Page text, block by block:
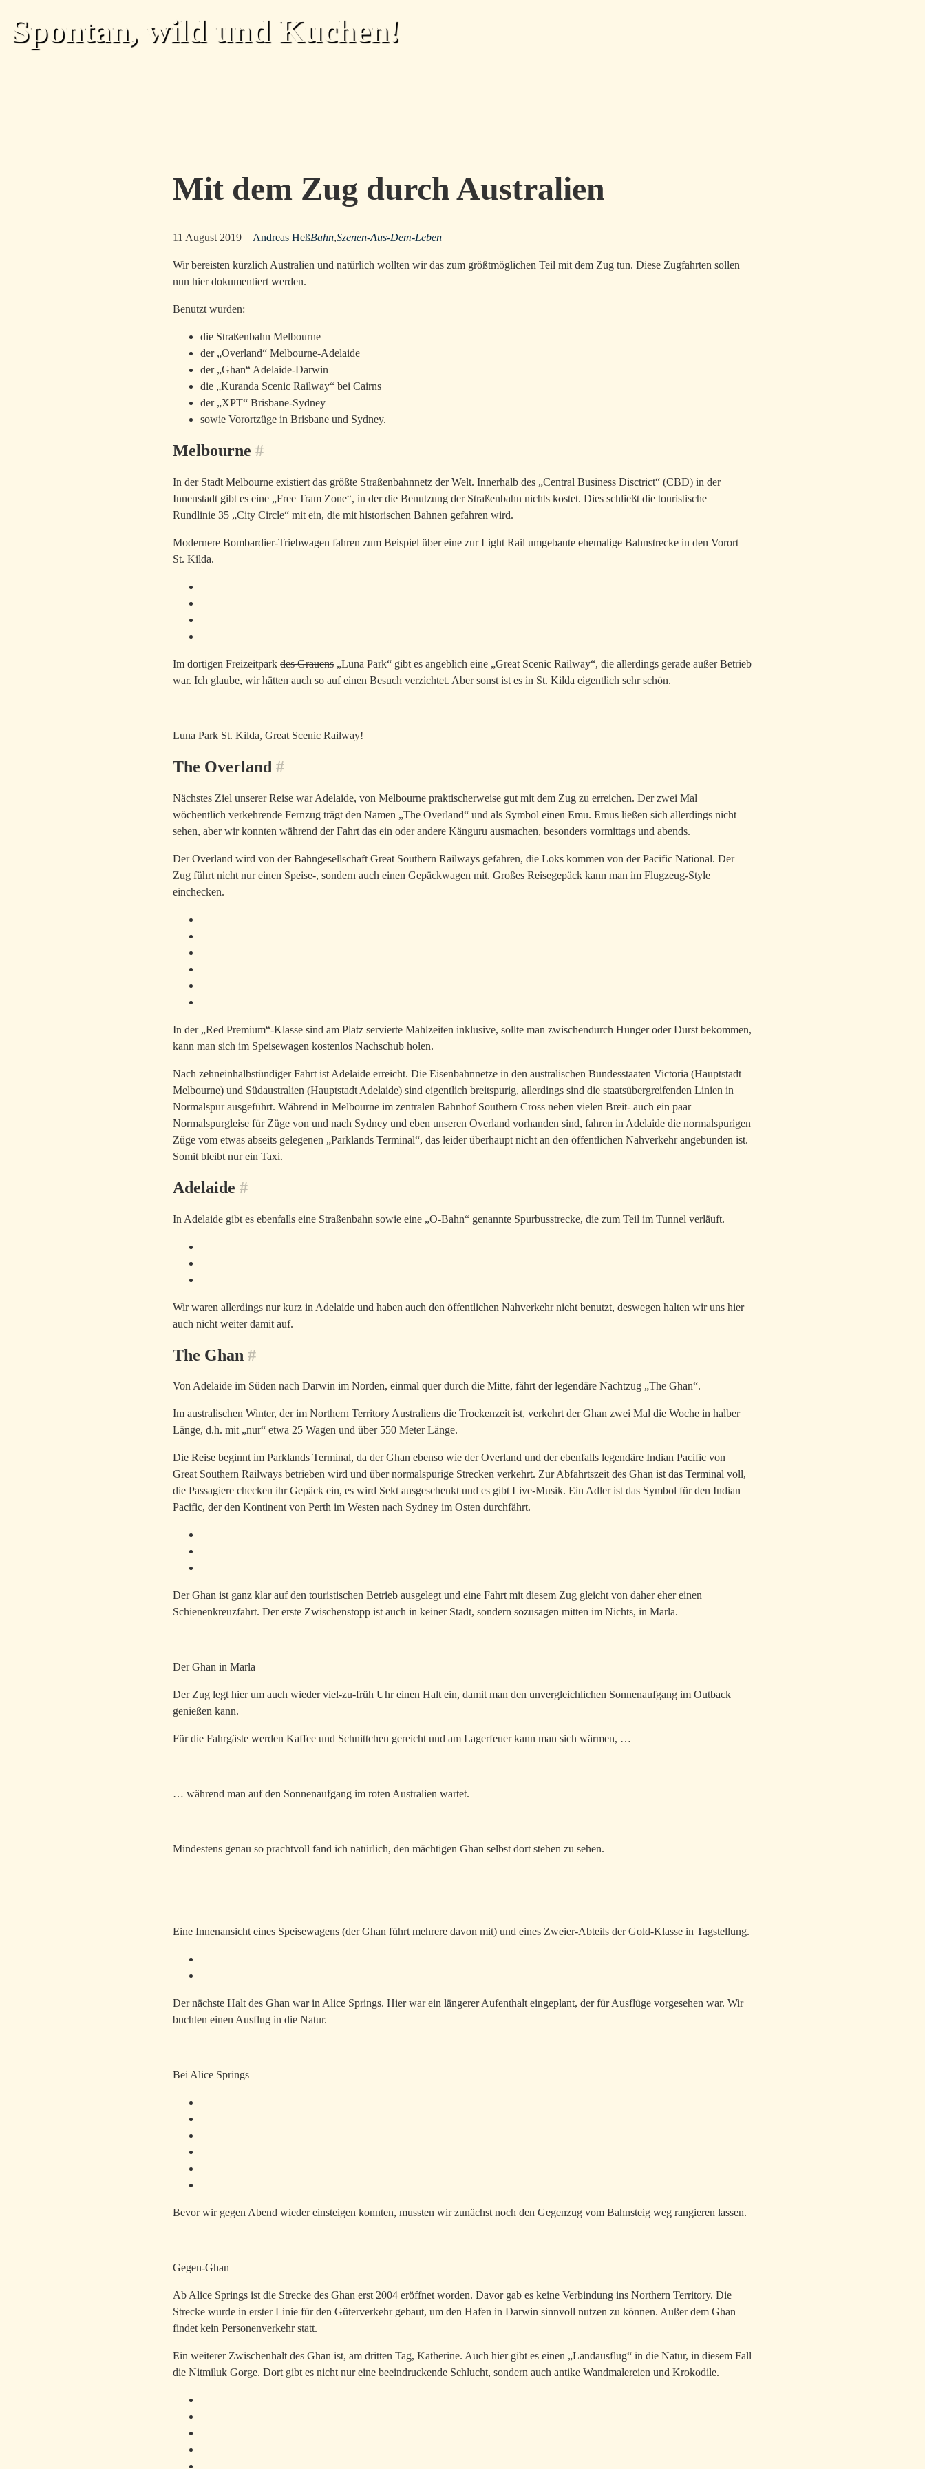
Spontan, wild und Kuchen!
Mit dem Zug durch Australien
11 August 2019 Andreas HeßBahn,Szenen-Aus-Dem-Leben
Wir bereisten kürzlich Australien und natürlich wollten wir das zum größtmöglichen Teil mit dem Zug tun. Diese Zugfahrten sollen
nun hier dokumentiert werden.
Benutzt wurden:
die Straßenbahn Melbourne
der „Overland“ Melbourne-Adelaide
der „Ghan“ Adelaide-Darwin
die „Kuranda Scenic Railway“ bei Cairns
der „XPT“ Brisbane-Sydney
sowie Vorortzüge in Brisbane und Sydney.
Melbourne #
In der Stadt Melbourne existiert das größte Straßenbahnnetz der Welt. Innerhalb des „Central Business Disctrict“ (CBD) in der
Innenstadt gibt es eine „Free Tram Zone“, in der die Benutzung der Straßenbahn nichts kostet. Dies schließt die touristische
Rundlinie 35 „City Circle“ mit ein, die mit historischen Bahnen gefahren wird.
Modernere Bombardier-Triebwagen fahren zum Beispiel über eine zur Light Rail umgebaute ehemalige Bahnstrecke in den Vorort
St. Kilda.
Im dortigen Freizeitparkdes Grauens„Luna Park“ gibt es angeblich eine „Great Scenic Railway“, die allerdings gerade außer Betrieb
war. Ich glaube, wir hätten auch so auf einen Besuch verzichtet. Aber sonst ist es in St. Kilda eigentlich sehr schön.
Luna Park St. Kilda, Great Scenic Railway!
The Overland #
Nächstes Ziel unserer Reise war Adelaide, von Melbourne praktischerweise gut mit dem Zug zu erreichen. Der zwei Mal
wöchentlich verkehrende Fernzug trägt den Namen „The Overland“ und als Symbol einen Emu. Emus ließen sich allerdings nicht
sehen, aber wir konnten während der Fahrt das ein oder andere Känguru ausmachen, besonders vormittags und abends.
Der Overland wird von der Bahngesellschaft Great Southern Railways gefahren, die Loks kommen von der Pacific National. Der
Zug führt nicht nur einen Speise-, sondern auch einen Gepäckwagen mit. Großes Reisegepäck kann man im Flugzeug-Style
einchecken.
In der „Red Premium“-Klasse sind am Platz servierte Mahlzeiten inklusive, sollte man zwischendurch Hunger oder Durst bekommen,
kann man sich im Speisewagen kostenlos Nachschub holen.
Nach zehneinhalbstündiger Fahrt ist Adelaide erreicht. Die Eisenbahnnetze in den australischen Bundesstaaten Victoria (Hauptstadt
Melbourne) und Südaustralien (Hauptstadt Adelaide) sind eigentlich breitspurig, allerdings sind die staatsübergreifenden Linien in
Normalspur ausgeführt. Während in Melbourne im zentralen Bahnhof Southern Cross neben vielen Breit- auch ein paar
Normalspurgleise für Züge von und nach Sydney und eben unseren Overland vorhanden sind, fahren in Adelaide die normalspurigen
Züge vom etwas abseits gelegenen „Parklands Terminal“, das leider überhaupt nicht an den öffentlichen Nahverkehr angebunden ist.
Somit bleibt nur ein Taxi.
Adelaide #
In Adelaide gibt es ebenfalls eine Straßenbahn sowie eine „O-Bahn“ genannte Spurbusstrecke, die zum Teil im Tunnel verläuft.
Wir waren allerdings nur kurz in Adelaide und haben auch den öffentlichen Nahverkehr nicht benutzt, deswegen halten wir uns hier
auch nicht weiter damit auf.
The Ghan #
Von Adelaide im Süden nach Darwin im Norden, einmal quer durch die Mitte, fährt der legendäre Nachtzug „The Ghan“.
Im australischen Winter, der im Northern Territory Australiens die Trockenzeit ist, verkehrt der Ghan zwei Mal die Woche in halber
Länge, d.h. mit „nur“ etwa 25 Wagen und über 550 Meter Länge.
Die Reise beginnt im Parklands Terminal, da der Ghan ebenso wie der Overland und der ebenfalls legendäre Indian Pacific von
Great Southern Railways betrieben wird und über normalspurige Strecken verkehrt. Zur Abfahrtszeit des Ghan ist das Terminal voll,
die Passagiere checken ihr Gepäck ein, es wird Sekt ausgeschenkt und es gibt Live-Musik. Ein Adler ist das Symbol für den Indian
Pacific, der den Kontinent von Perth im Westen nach Sydney im Osten durchfährt.
Der Ghan ist ganz klar auf den touristischen Betrieb ausgelegt und eine Fahrt mit diesem Zug gleicht von daher eher einen
Schienenkreuzfahrt. Der erste Zwischenstopp ist auch in keiner Stadt, sondern sozusagen mitten im Nichts, in Marla.
Der Ghan in Marla
Der Zug legt hier um auch wieder viel-zu-früh Uhr einen Halt ein, damit man den unvergleichlichen Sonnenaufgang im Outback
genießen kann.
Für die Fahrgäste werden Kaffee und Schnittchen gereicht und am Lagerfeuer kann man sich wärmen, …
… während man auf den Sonnenaufgang im roten Australien wartet.
Mindestens genau so prachtvoll fand ich natürlich, den mächtigen Ghan selbst dort stehen zu sehen.
Eine Innenansicht eines Speisewagens (der Ghan führt mehrere davon mit) und eines Zweier-Abteils der Gold-Klasse in Tagstellung.
Der nächste Halt des Ghan war in Alice Springs. Hier war ein längerer Aufenthalt eingeplant, der für Ausflüge vorgesehen war. Wir
buchten einen Ausflug in die Natur.
Bei Alice Springs
Bevor wir gegen Abend wieder einsteigen konnten, mussten wir zunächst noch den Gegenzug vom Bahnsteig weg rangieren lassen.
Gegen-Ghan
Ab Alice Springs ist die Strecke des Ghan erst 2004 eröffnet worden. Davor gab es keine Verbindung ins Northern Territory. Die
Strecke wurde in erster Linie für den Güterverkehr gebaut, um den Hafen in Darwin sinnvoll nutzen zu können. Außer dem Ghan
findet kein Personenverkehr statt.
Ein weiterer Zwischenhalt des Ghan ist, am dritten Tag, Katherine. Auch hier gibt es einen „Landausflug“ in die Natur, in diesem Fall
die Nitmiluk Gorge. Dort gibt es nicht nur eine beeindruckende Schlucht, sondern auch antike Wandmalereien und Krokodile.